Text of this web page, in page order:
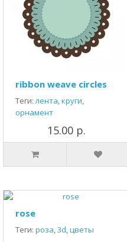
ribbon weave circles
Теги:лента,круги,
орнамент
15.00 р.
rose
Теги: роза,3d,цветы